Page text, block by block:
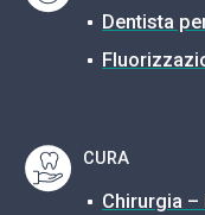
Dentista
CURA
Chirurgia –